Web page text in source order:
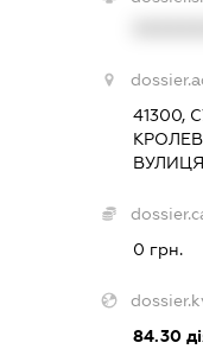
41300,
0 грн.
84.30